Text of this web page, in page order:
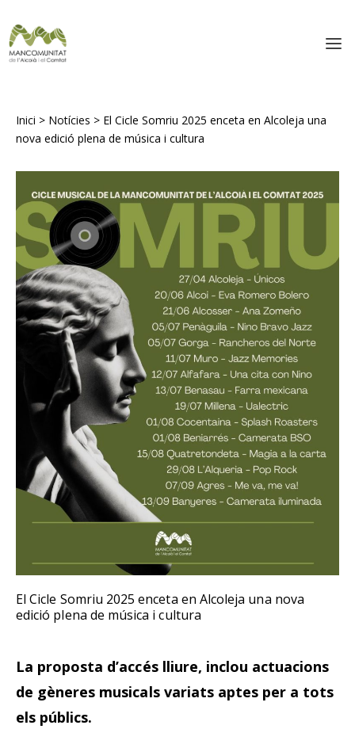
Inici > Notícies > El Cicle Somriu 2025 enceta en Alcoleja una
nova edició plena de música i cultura
El Cicle Somriu 2025 enceta en Alcoleja una nova
edició plena de música i cultura
La proposta d’accés lliure, inclou actuacions
de gèneres musicals variats aptes per a tots
els públics.